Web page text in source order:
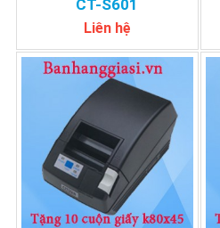
CT-S601
Liên hệ